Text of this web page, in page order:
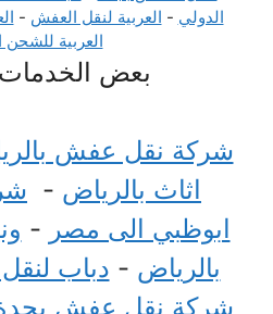
الدولي - العربية لنقل العفش -
العربية للشحن
بعض الخدمات
شركة نقل عفش
اثاث بالرياض -
ابوظبي الى مصر -
بالرياض - دباب
شركة نقل عفش